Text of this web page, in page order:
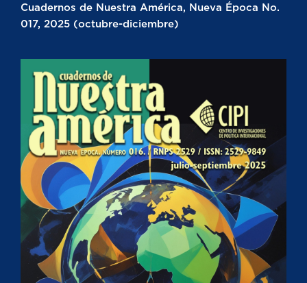
Cuadernos de Nuestra América, Nueva Época No.
017, 2025 (octubre-diciembre)